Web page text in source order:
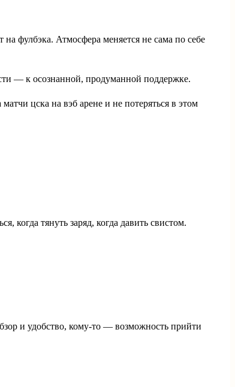
фулбэка. Атмосфера меняется не сама по себе
— к осознанной, продуманной поддержке.
цска на вэб арене и не потеряться в этом
когда тянуть заряд, когда давить свистом.
и удобство, кому-то — возможность прийти